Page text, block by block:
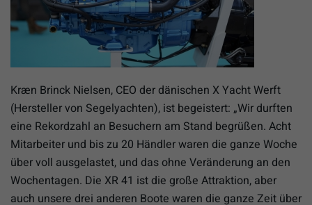
Kræn Brinck Nielsen, CEO der dänischen X Yacht Werft
(Hersteller von Segelyachten), ist begeistert: „Wir durften
eine Rekordzahl an Besuchern am Stand begrüßen. Acht
Mitarbeiter und bis zu 20 Händler waren die ganze Woche
über voll ausgelastet, und das ohne Veränderung an den
Wochentagen. Die XR 41 ist die große Attraktion, aber
auch unsere drei anderen Boote waren die ganze Zeit über